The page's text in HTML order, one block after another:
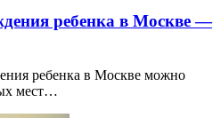
ребенка в Москве —
ребенка в Москве можно
мест…